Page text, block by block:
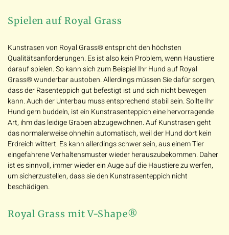
Spielen auf Royal Grass
Kunstrasen von Royal Grass® entspricht den höchsten
Qualitätsanforderungen. Es ist also kein Problem, wenn Haustiere
darauf spielen. So kann sich zum Beispiel Ihr Hund auf Royal
Grass® wunderbar austoben. Allerdings müssen Sie dafür sorgen,
dass der Rasenteppich gut befestigt ist und sich nicht bewegen
kann. Auch der Unterbau muss entsprechend stabil sein. Sollte Ihr
Hund gern buddeln, ist ein Kunstrasenteppich eine hervorragende
Art, ihm das leidige Graben abzugewöhnen. Auf Kunstrasen geht
das normalerweise ohnehin automatisch, weil der Hund dort kein
Erdreich wittert. Es kann allerdings schwer sein, aus einem Tier
eingefahrene Verhaltensmuster wieder herauszubekommen. Daher
ist es sinnvoll, immer wieder ein Auge auf die Haustiere zu werfen,
um sicherzustellen, dass sie den Kunstrasenteppich nicht
beschädigen.
Royal Grass mit V-Shape®